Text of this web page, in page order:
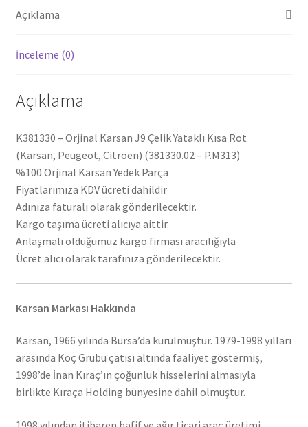
Açıklama
İnceleme (0)
Açıklama
K381330 – Orjinal Karsan J9 Çelik Yataklı Kısa Rot
(Karsan, Peugeot, Citroen) (381330.02 – P.M313)
%100 Orjinal Karsan Yedek Parça
Fiyatlarımıza KDV ücreti dahildir
Adınıza faturalı olarak gönderilecektir.
Kargo taşıma ücreti alıcıya aittir.
Anlaşmalı olduğumuz kargo firması aracılığıyla
Ücret alıcı olarak tarafınıza gönderilecektir.
Karsan Markası Hakkında
Karsan, 1966 yılında Bursa’da kurulmuştur. 1979-1998 yılları
arasında Koç Grubu çatısı altında faaliyet göstermiş,
1998’de İnan Kıraç’ın çoğunluk hisselerini almasıyla
birlikte Kıraça Holding bünyesine dahil olmuştur.